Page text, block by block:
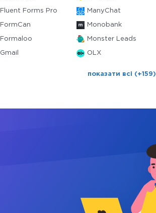
Fluent Forms Pro ManyChat
FormCan Monobank
Formaloo Monster Leads
Gmail OLX
показати всі (+159)